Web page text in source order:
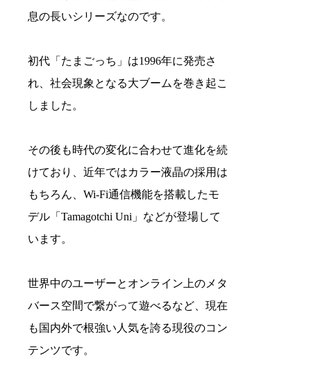
息の長いシリーズなのです。
初代「たまごっち」は1996年に発売さ
れ、社会現象となる大ブームを巻き起こ
しました。
その後も時代の変化に合わせて進化を続
けており、近年ではカラー液晶の採用は
もちろん、Wi-Fi通信機能を搭載したモ
デル「Tamagotchi Uni」などが登場して
います。
世界中のユーザーとオンライン上のメタ
バース空間で繋がって遊べるなど、現在
も国内外で根強い人気を誇る現役のコン
テンツです。